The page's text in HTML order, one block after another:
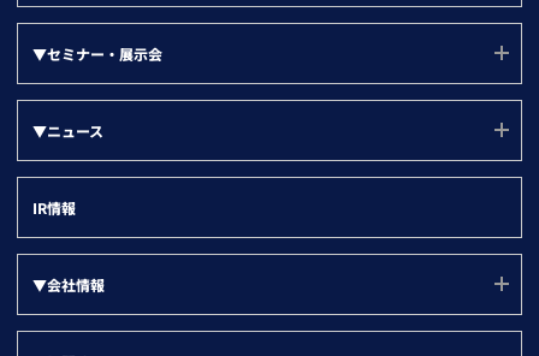
サポート
LBCメンテナンス状況
その他法人データ提供サービス
▼『目的別』活用方法
デジタルマーケティング
取引先の情報登録
名寄せ
▼部門別
インサイトセールス部門
マーケティング・経営企画部門
情報システム部門
管理部門
▼ツール別
Salesforce
HubSpot
▼セミナー・展示会
セミナー・展示会
▼ニュース
すべて
製品ニュース
IR情報
▼会社情報
会社情報(ユーソナーについて)